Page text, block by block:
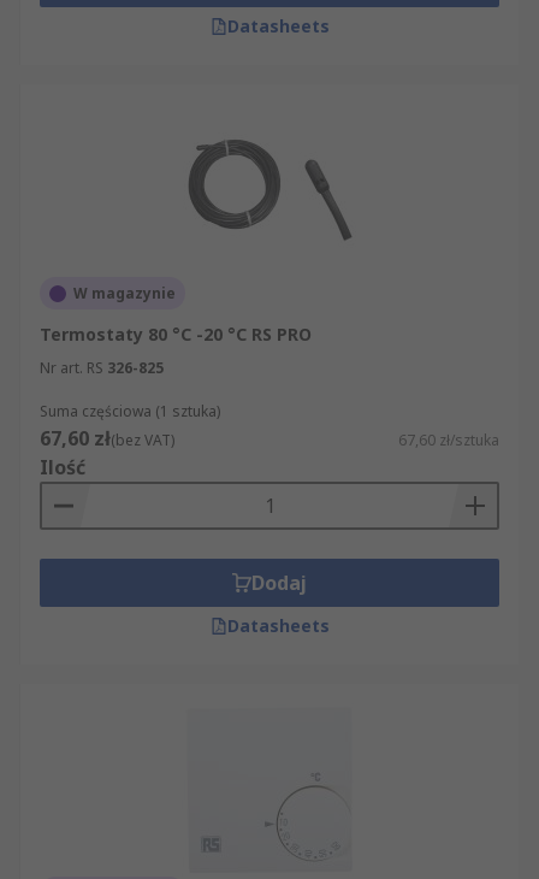
Datasheets
W magazynie
Termostaty 80 °C -20 °C RS PRO
Nr art. RS 326-825
Suma częściowa (1 sztuka)
67,60 zł(bez VAT) 67,60 zł/sztuka
Ilość
Dodaj
Datasheets